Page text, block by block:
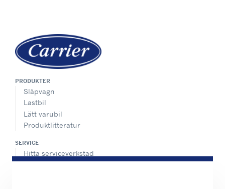
PRODUKTER
Släpvagn
Lastbil
Lätt varubil
Produktlitteratur
SERVICE
Hitta serviceverkstad
Underhållspaket